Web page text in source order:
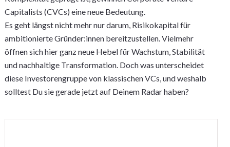
Capitalists (CVCs) eine neue Bedeutung.
Es geht längst nicht mehr nur darum, Risikokapital für
ambitionierte Gründer:innen bereitzustellen. Vielmehr
öffnen sich hier ganz neue Hebel für Wachstum, Stabilität
und nachhaltige Transformation. Doch was unterscheidet
diese Investorengruppe von klassischen VCs, und weshalb
solltest Du sie gerade jetzt auf Deinem Radar haben?